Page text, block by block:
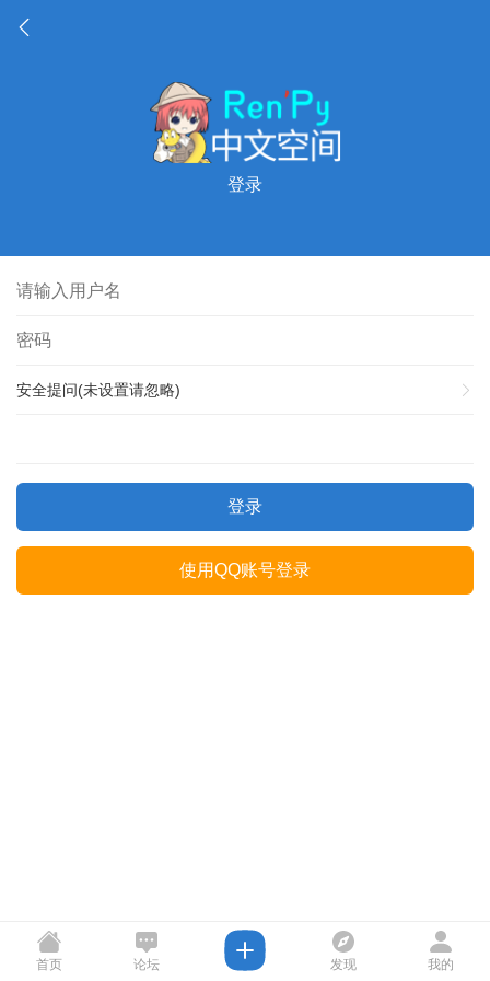
登录
安全提问(未设置请忽略)
登录
使用QQ账号登录
首页 论坛 发现 我的